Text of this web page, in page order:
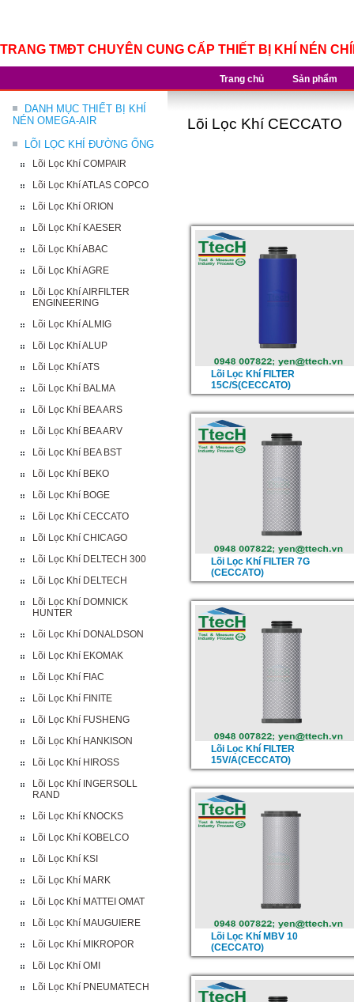
TRANG TMĐT CHUYÊN CUNG CẤP THIẾT BỊ KHÍ NÉN
Trang chủ Sản phẩm
DANH MỤC THIẾT BỊ KHÍ
NÉN OMEGA-AIR
LÕI LỌC KHÍ ĐƯỜNG ỐNG
Lõi Lọc Khí COMPAIR
Lõi Lọc Khí ATLAS COPCO
Lõi Lọc Khí ORION
Lõi Lọc Khí KAESER
Lõi Lọc Khí ABAC
Lõi Lọc Khí AGRE
Lõi Lọc Khí AIRFILTER
ENGINEERING
Lõi Lọc Khí ALMIG
Lõi Lọc Khí ALUP
Lõi Lọc Khí ATS
Lõi Lọc Khí BALMA
Lõi Lọc Khí BEA ARS
Lõi Lọc Khí BEA ARV
Lõi Lọc Khí BEA BST
Lõi Lọc Khí BEKO
Lõi Lọc Khí BOGE
Lõi Lọc Khí CECCATO
Lõi Lọc Khí CHICAGO
Lõi Lọc Khí DELTECH 300
Lõi Lọc Khí DELTECH
Lõi Lọc Khí DOMNICK
HUNTER
Lõi Lọc Khí DONALDSON
Lõi Lọc Khí EKOMAK
Lõi Lọc Khí FIAC
Lõi Lọc Khí FINITE
Lõi Lọc Khí FUSHENG
Lõi Lọc Khí HANKISON
Lõi Lọc Khí HIROSS
Lõi Lọc Khí INGERSOLL
RAND
Lõi Lọc Khí KNOCKS
Lõi Lọc Khí KOBELCO
Lõi Lọc Khí KSI
Lõi Lọc Khí MARK
Lõi Lọc Khí MATTEI OMAT
Lõi Lọc Khí MAUGUIERE
Lõi Lọc Khí MIKROPOR
Lõi Lọc Khí OMI
Lõi Lọc Khí PNEUMATECH
Lõi Lọc Khí CECCATO
Lõi Lọc Khí FILTER
15C/S(CECCATO)
Lõi Lọc Khí FILTER 7G
(CECCATO)
Lõi Lọc Khí FILTER
15V/A(CECCATO)
Lõi Lọc Khí MBV 10
(CECCATO)